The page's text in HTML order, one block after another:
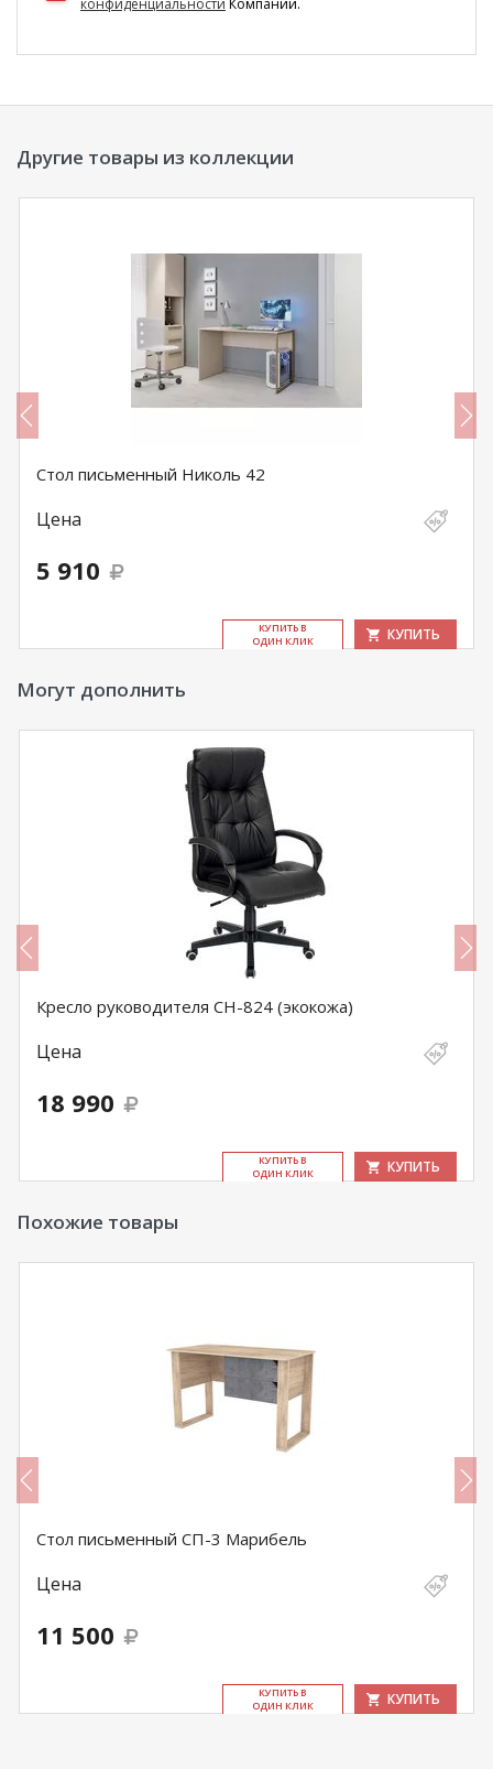
конфиденциальности Компании.
Другие товары из коллекции
Стол письменный Николь 42
Цена
5 910
КУ­ПИТЬ В
ОДИН КЛИК
КУПИТЬ
Могут дополнить
Кресло руководителя CH-824 (экокожа)
Цена
18 990
КУ­ПИТЬ В
ОДИН КЛИК
КУПИТЬ
Похожие товары
Стол письменный СП-3 Марибель
Цена
11 500
КУ­ПИТЬ В
ОДИН КЛИК
КУПИТЬ